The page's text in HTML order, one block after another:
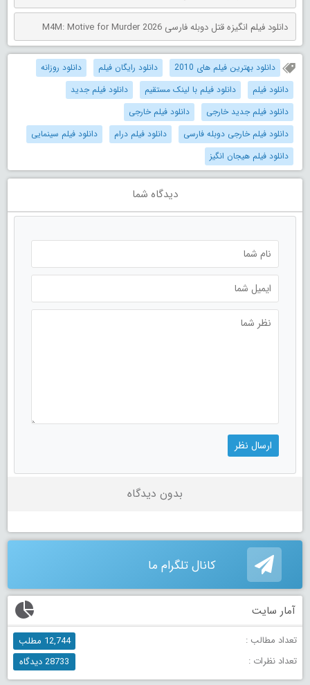
دانلود فیلم انگیزه قتل دوبله فارسی M4M: Motive for Murder 2026
دانلود بهترین فیلم های 2010 دانلود رایگان فیلم
دانلود روزانه
دانلود فیلم
دانلود فیلم با لینک مستقیم
دانلود فیلم جدید
دانلود فیلم جدید خارجی
دانلود فیلم خارجی
دانلود فیلم خارجی دوبله فارسی
دانلود فیلم درام
دانلود فیلم سینمایی
دانلود فیلم هیجان انگیز
دیدگاه شما
بدون دیدگاه
کانال تلگرام ما
آمار سایت
تعداد مطالب :
12,744 مطلب
تعداد نظرات :
28733 دیدگاه